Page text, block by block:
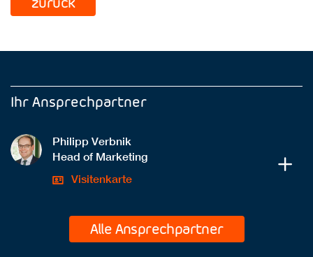
Ihr Ansprechpartner
Philipp Verbnik
Head of Marketing
Visitenkarte
Alle Ansprechpartner